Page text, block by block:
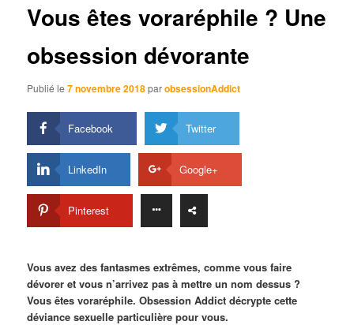
Vous êtes voraréphile ? Une
obsession dévorante
Publié le7 novembre 2018parobsessionAddict
Facebook Twitter
LinkedIn Google+
Pinterest
Vous avez des fantasmes extrêmes, comme vous faire
dévorer et vous n’arrivez pas à mettre un nom dessus ?
Vous êtes voraréphile. Obsession Addict décrypte cette
déviance sexuelle particulière pour vous.